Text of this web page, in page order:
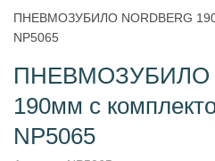
ПНЕВМОЗУБИЛО NORDBERG
NP5065
ПНЕВМОЗУБИЛО
190мм с
NP5065